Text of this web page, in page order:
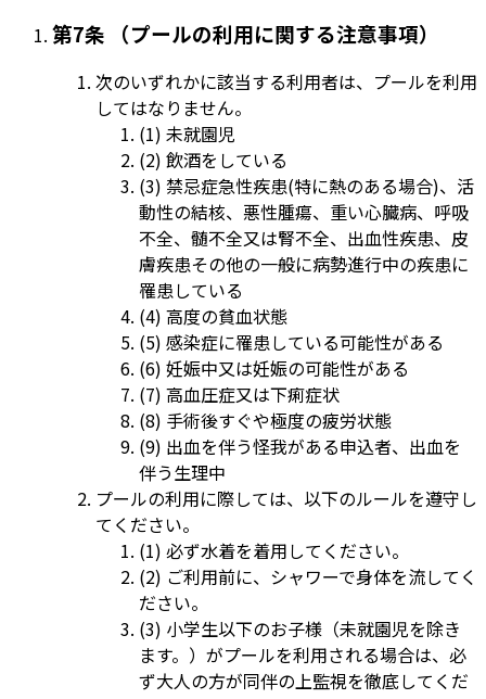
第7条 （プールの利用に関する注意事項）
次のいずれかに該当する利用者は、プールを利用
してはなりません。
(1) 未就園児
(2) 飲酒をしている
(3) 禁忌症急性疾患(特に熱のある場合)、活
動性の結核、悪性腫瘍、重い心臓病、呼吸
不全、髄不全又は腎不全、出血性疾患、皮
膚疾患その他の一般に病勢進行中の疾患に
罹患している
(4) 高度の貧血状態
(5) 感染症に罹患している可能性がある
(6) 妊娠中又は妊娠の可能性がある
(7) 高血圧症又は下痢症状
(8) 手術後すぐや極度の疲労状態
(9) 出血を伴う怪我がある申込者、出血を
伴う生理中
プールの利用に際しては、以下のルールを遵守し
てください。
(1) 必ず水着を着用してください。
(2) ご利用前に、シャワーで身体を流してく
ださい。
(3) 小学生以下のお子様（未就園児を除き
ます。）がプールを利用される場合は、必
ず大人の方が同伴の上監視を徹底してくだ